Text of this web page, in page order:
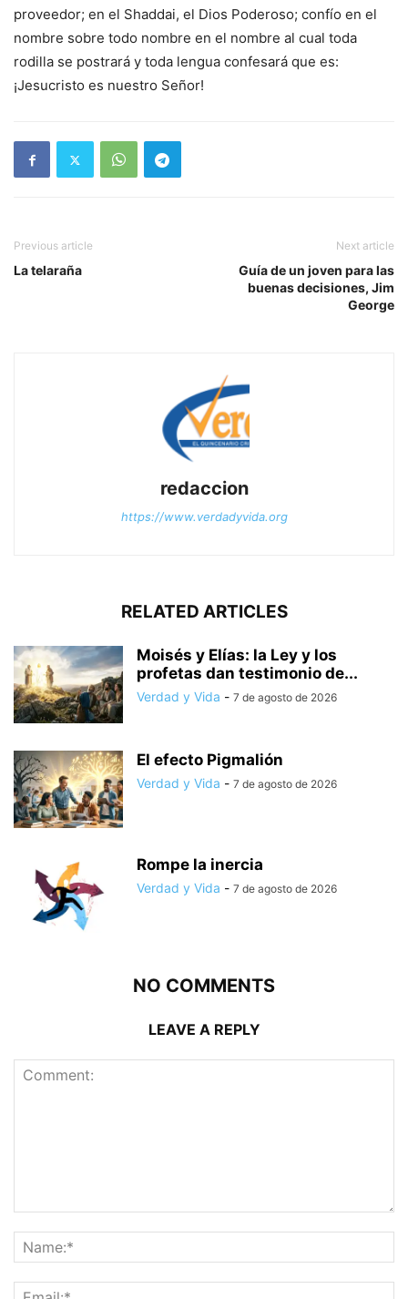
proveedor; en el Shaddai, el Dios Poderoso; confío en el
nombre sobre todo nombre en el nombre al cual toda
rodilla se postrará y toda lengua confesará que es:
¡Jesucristo es nuestro Señor!
Previous article
La telaraña
Next article
Guía de un joven para las
buenas decisiones, Jim
George
redaccion
https://www.verdadyvida.org
RELATED ARTICLES
Moisés y Elías: la Ley y los
profetas dan testimonio de...
Verdad y Vida - 7 de agosto de 2026
El efecto Pigmalión
Verdad y Vida - 7 de agosto de 2026
Rompe la inercia
Verdad y Vida - 7 de agosto de 2026
NO COMMENTS
LEAVE A REPLY